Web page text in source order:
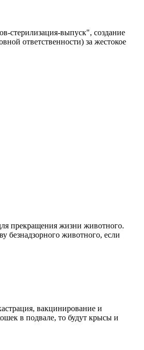
стерилизация-выпуск", создание
ответственности) за жестокое
прекращения жизни животного.
безнадзорного животного, если
вакцинирование и
в подвале, то будут крысы и